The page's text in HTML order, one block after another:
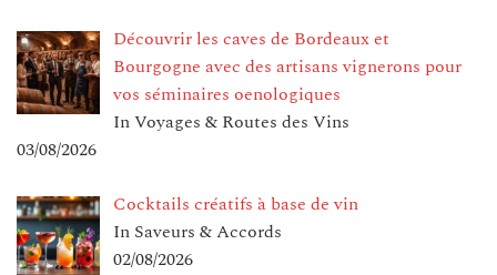
Découvrir les caves de Bordeaux et
Bourgogne avec des artisans vignerons pour
vos séminaires oenologiques
In Voyages & Routes des Vins
03/08/2026
Cocktails créatifs à base de vin
In Saveurs & Accords
02/08/2026